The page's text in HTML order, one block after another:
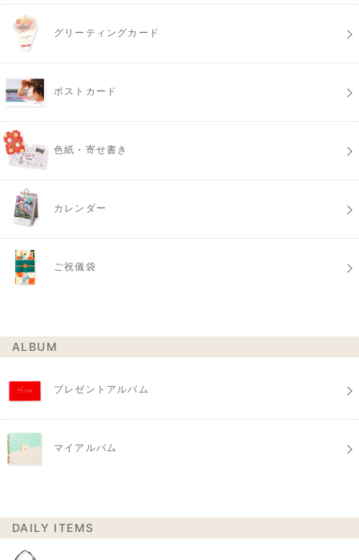
グリーティングカード
ポストカード
色紙・寄せ書き
カレンダー
ご祝儀袋
ALBUM
プレゼントアルバム
マイアルバム
DAILY ITEMS